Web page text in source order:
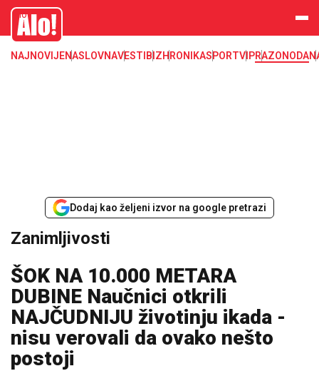
Zanimljivosti
Alo
NAJNOVIJENASLOVNAVESTI BIZHRONIKASPORTVIPRAZONODA
Dodaj kao željeni izvor na google pretrazi
Zanimljivosti
ŠOK NA 10.000 METARA
DUBINE Naučnici otkrili
NAJČUDNIJU životinju ikada -
nisu verovali da ovako nešto
postoji